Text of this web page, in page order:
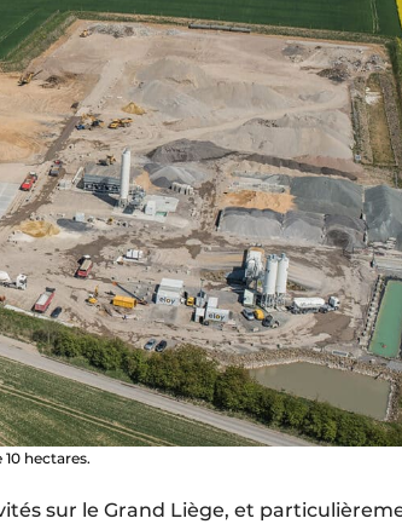
hectares.
sur le Grand Liège, et